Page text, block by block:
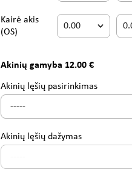
Kairė akis
(OS)
Akinių gamyba 12.00 €
Akinių lęšių pasirinkimas
Akinių lęšių dažymas